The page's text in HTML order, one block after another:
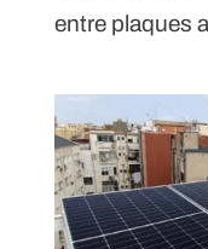
entre plaques